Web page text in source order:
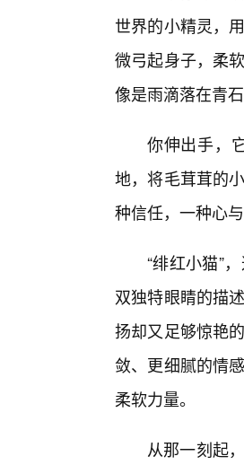
世界的小精灵，
微弓起身子，柔
像是雨滴落在青
你伸出手，
地，将毛茸茸的
种信任，一种心
“绯红小猫”
双独特眼睛的描
扬却又足够惊艳
敛、更细腻的情
柔软力量。
从那一刻起